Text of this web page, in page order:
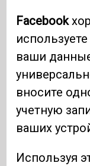
Facebook
ваши
вносите
учетную
ваших
Используя